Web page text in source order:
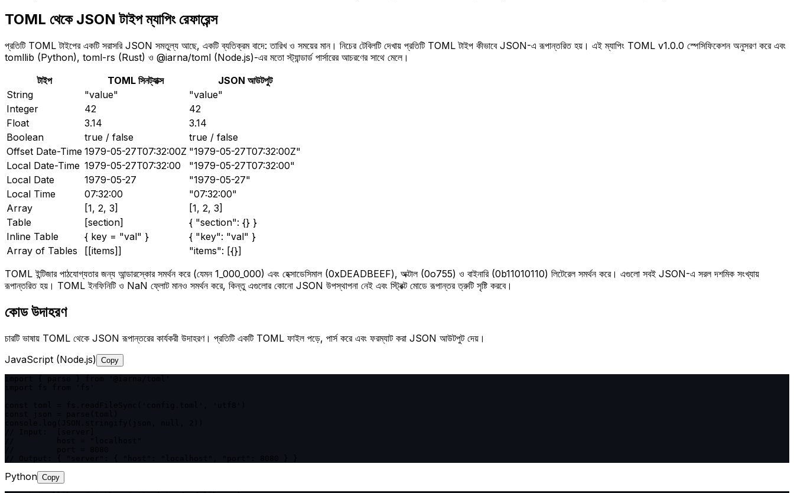
TOML থেকে JSON টাইপ ম্যাপিং রেফারেন্স
প্রতিটি TOML টাইপের একটি সরাসরি JSON সমতুল্য আছে, একটি ব্যতিক্রম বাদে: তারিখ ও সময়ের মান। নিচের টেবিলটি দেখায় প্রতিটি TOML টাইপ কীভাবে JSON-এ রূপান্তরিত হয়। এই ম্যাপিং TOML v1.0.0 স্পেসিফিকেশন অনুসরণ করে এবং
tomllib (Python), toml-rs (Rust) ও @iarna/toml (Node.js)-এর মতো স্ট্যান্ডার্ড পার্সারের আচরণের সাথে মেলে।
টাইপ
TOML সিনট্যাক্স
JSON আউটপুট
String
"value"
"value"
Integer
42
42
Float
3.14
3.14
Boolean
true / false
true / false
Offset Date-Time 1979-05-27T07:32:00Z "1979-05-27T07:32:00Z"
Local Date-Time 1979-05-27T07:32:00
"1979-05-27T07:32:00"
Local Date
1979-05-27
"1979-05-27"
Local Time
07:32:00
"07:32:00"
Array
[1, 2, 3]
[1, 2, 3]
Table
[section]
{ "section": {} }
Inline Table
{ key = "val" }
{ "key": "val" }
Array of Tables
[[items]]
"items": [{}]
TOML ইন্টিজার পাঠযোগ্যতার জন্য আন্ডারস্কোর সমর্থন করে (যেমন 1_000_000) এবং হেক্সাডেসিমাল (0xDEADBEEF), অক্টাল (0o755) ও বাইনারি (0b11010110) লিটেরেল সমর্থন করে। এগুলো সবই JSON-এ সরল দশমিক সংখ্যায়
রূপান্তরিত হয়। TOML ইনফিনিটি ও NaN ফ্লোট মানও সমর্থন করে, কিন্তু এগুলোর কোনো JSON উপস্থাপনা নেই এবং স্ট্রিক্ট মোডে রূপান্তর ত্রুটি সৃষ্টি করবে।
কোড উদাহরণ
চারটি ভাষায় TOML থেকে JSON রূপান্তরের কার্যকরী উদাহরণ। প্রতিটি একটি TOML ফাইল পড়ে, পার্স করে এবং ফরম্যাট করা JSON আউটপুট দেয়।
JavaScript (Node.js) Copy
Python Copy